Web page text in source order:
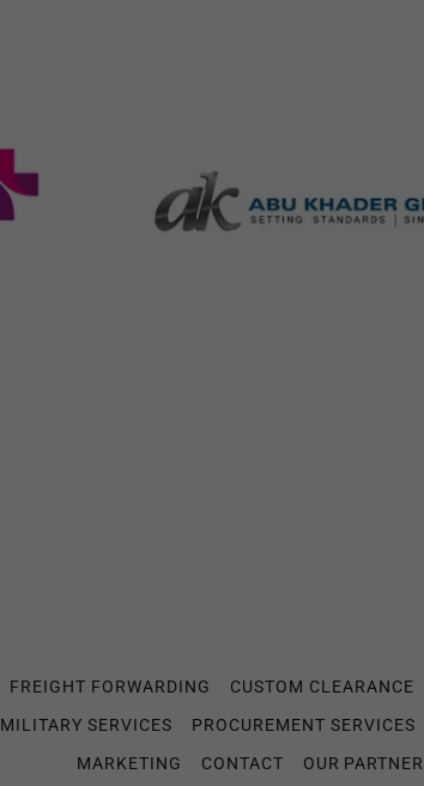
FREIGHT FORWARDING CUSTOM CLEARANCE
MILITARY SERVICES PROCUREMENT SERVICES
MARKETING
CONTACT OUR